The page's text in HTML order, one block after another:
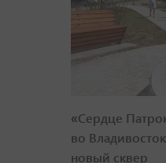
«Сердце
во
новый сквер